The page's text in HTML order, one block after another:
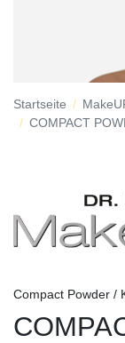
Startseite
COMPACT
Compact Powder /